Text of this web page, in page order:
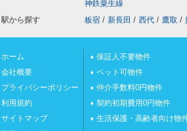
神鉄粟生線
駅から探す
板宿 / 新長田 / 西代 / 鷹取 /
ホーム
会社概要
プライバシーポリシー
利用規約
サイトマップ
保証人不要物件
ペット可物件
仲介手数料0円物件
契約初期費用0円物件
生活保護・高齢者向け物